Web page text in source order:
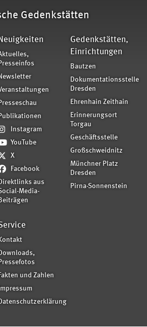
Gedenkstätten
Neuigkeiten
Instagram
YouTube
X
Facebook
aus
Media-
Gedenkstätten,
Einrichtungen
Bautzen
Dokumentationsstelle
Dresden
Ehrenhain Zeithain
Erinnerungsort
Torgau
Geschäftsstelle
Großschweidnitz
Münchner Platz
Dresden
Pirna-Sonnenstein
und Zahlen
Impressum